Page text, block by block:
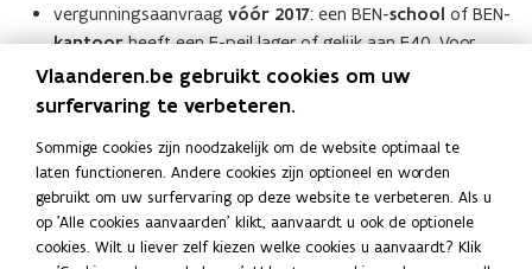
b
b
vergunningsaanvraag vóór 2017: een BEN-school of BEN-
kantoorheeft een E-peil lager of gelijk aan E40. Voor
andere niet-residentiële gebouwen was er nog geen
berekening en spreken we nog niet over ‘BEN’.
vergunningsaanvraag
vanaf 2017
: de maximale E-peileis
hangt af van de samenstelling van het gebouw. Om te
voldoen aan ‘BEN’ mogen de functies maximaal hetE-peil
van 2021halen.
Vlaanderen.be gebruikt cookies om uw
surfervaring te verbeteren.
Sommige cookies zijn noodzakelijk om de website optimaal te
laten functioneren. Andere cookies zijn optioneel en worden
gebruikt om uw surfervaring op deze website te verbeteren. Als u
op 'Alle cookies aanvaarden' klikt, aanvaardt u ook de optionele
cookies. Wilt u liever zelf kiezen welke cookies u aanvaardt? Klik